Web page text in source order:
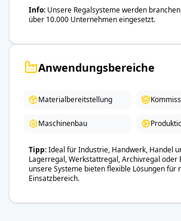
Info Unsere Regalsysteme werden
über 10.000 Unternehmen eingesetzt.
Anwendungsbereiche
Materialbereitstellung
Maschinenbau
Tipp Ideal für Industrie, Handwerk, Handel
Lagerregal, Werkstattregal, Archivregal oder
unsere Systeme bieten flexible Lösungen für
Einsatzbereich.